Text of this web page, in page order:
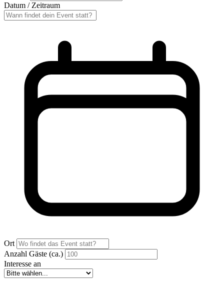
Datum / Zeitraum
Ort
Anzahl Gäste (ca.)
Interesse an